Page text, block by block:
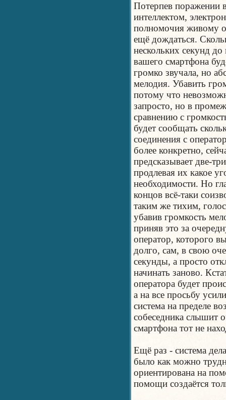
Потерпев поражении
интеллектом,
полномочия живому
ещё дождаться.
нескольких секунд
вашего смартфона
громко звучала, но
мелодия. Убавить
потому что
запросто, но в
сравнению с
будет сообщать
соединения с
более конкретно,
предсказывает две-
продлевая их какое
необходимости. Но
концов всё-таки
таким же тихим,
убавив громкость
приняв это за
оператор, которого
долго, сам, в свою
секунды, а просто
начинать заново.
оператора будет
а на все просьбу
система на пределе
собеседника слышит
смартфона тот не
Ещё раз - система
было как можно
ориентирована на
помощи создаётся